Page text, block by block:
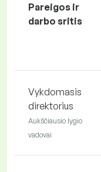
Pareigos ir
darbo sritis
Vykdomasis
direktorius
Aukščiausio lygio
vadovai